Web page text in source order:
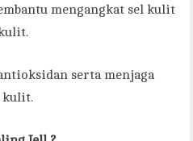
mengangkat sel kulit
serta menjaga
kulit.